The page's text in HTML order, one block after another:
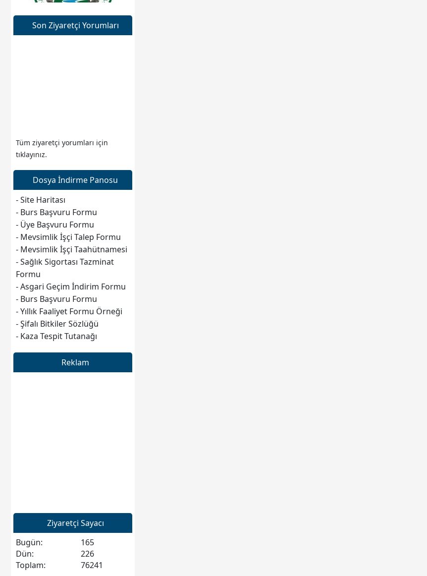
Web sitesine git
Web sitesine git
Son Ziyaretçi Yorumları
Tüm ziyaretçi yorumları için
tıklayınız.
Dosya İndirme Panosu
- Site Haritası
- Burs Başvuru Formu
- Üye Başvuru Formu
- Mevsimlik İşçi Talep Formu
- Mevsimlik İşçi Taahütnamesi
- Sağlık Sigortası Tazminat
Formu
- Asgari Geçim İndirim Formu
- Burs Başvuru Formu
- Yıllık Faaliyet Formu Örneği
- Şifalı Bitkiler Sözlüğü
- Kaza Tespit Tutanağı
Reklam
Ziyaretçi Sayacı
Bugün:
165
Dün:
226
Toplam:
76241